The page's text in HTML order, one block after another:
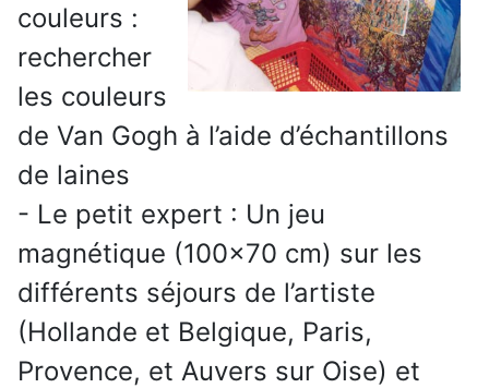
couleurs :
rechercher
les couleurs
de Van Gogh à l’aide d’échantillons
de laines
- Le petit expert : Un jeu
magnétique (100x70 cm) sur les
différents séjours de l’artiste
(Hollande et Belgique, Paris,
Provence, et Auvers sur Oise) et